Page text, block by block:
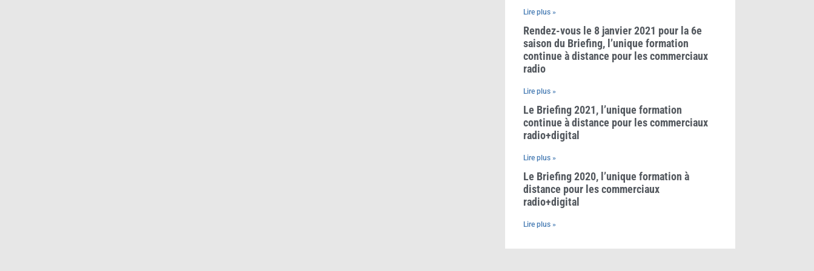
Lire plus »
Rendez-vous le 8 janvier 2021 pour la 6e
saison du Briefing, l’unique formation
continue à distance pour les commerciaux
radio
Lire plus »
Le Briefing 2021, l’unique formation
continue à distance pour les commerciaux
radio+digital
Lire plus »
Le Briefing 2020, l’unique formation à
distance pour les commerciaux
radio+digital
Lire plus »